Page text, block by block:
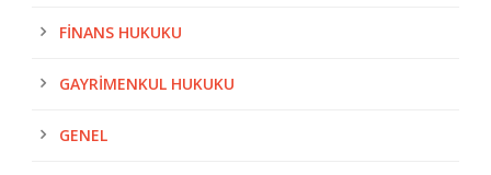
FINANS HUKUKU
GAYRIMENKUL HUKUKU
GENEL